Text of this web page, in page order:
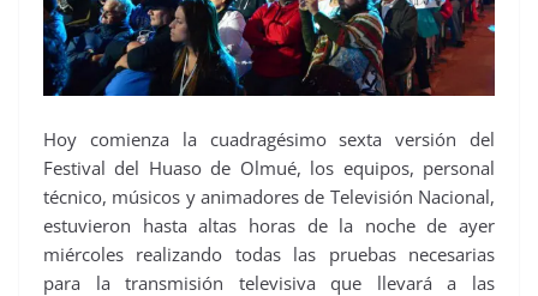
Hoy comienza la cuadragésimo sexta versión del
Festival del Huaso de Olmué, los equipos, personal
técnico, músicos y animadores de Televisión Nacional,
estuvieron hasta altas horas de la noche de ayer
miércoles realizando todas las pruebas necesarias
para la transmisión televisiva que llevará a las